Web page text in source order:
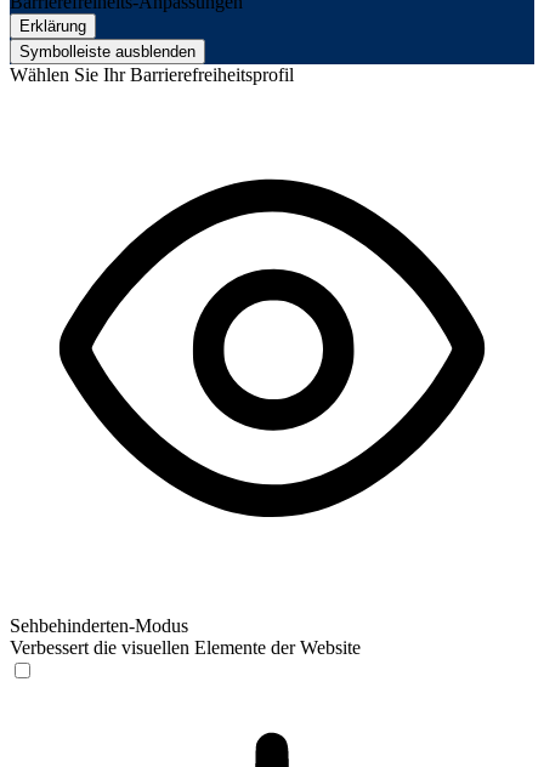
Erklärung
Symbolleiste ausblenden
Wählen Sie Ihr Barrierefreiheitsprofil
Sehbehinderten-Modus
Verbessert die visuellen Elemente der Website